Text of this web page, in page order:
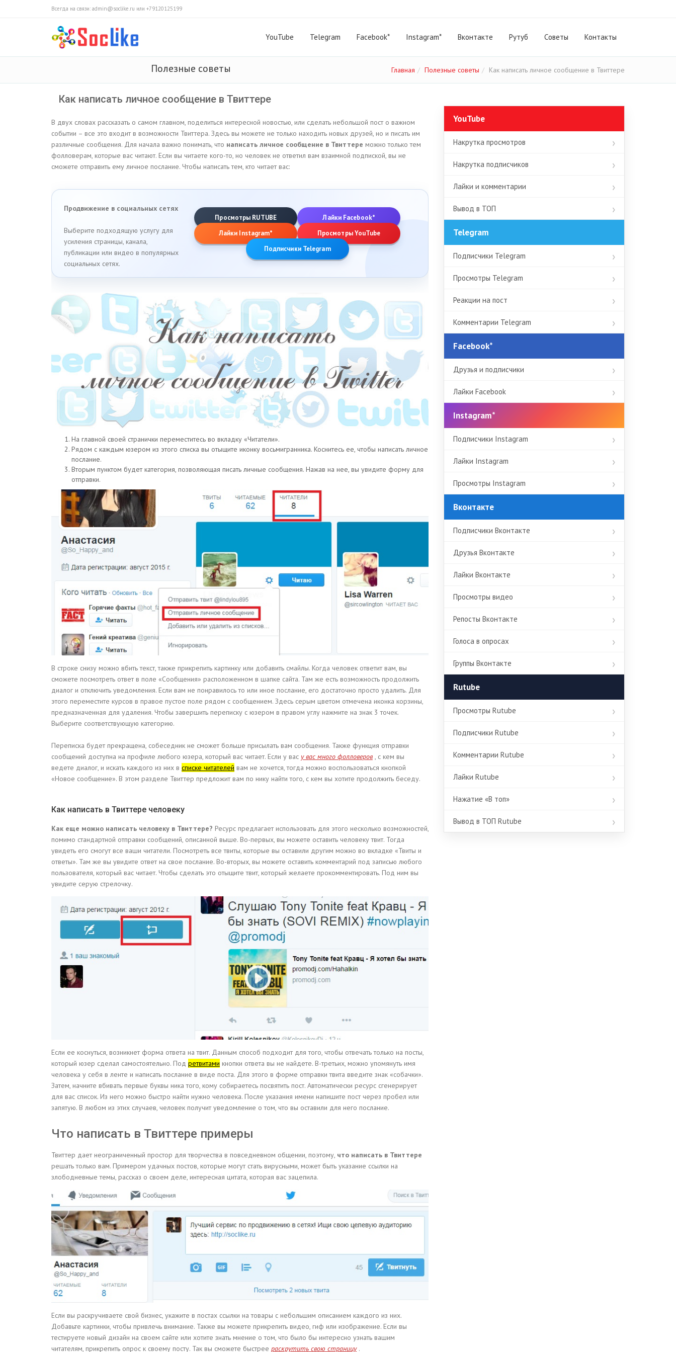
Всегда на связи: admin@soclike.ru или +79120125199
YouTube Telegram Facebook* Instagram* Вконтакте Рутуб Cоветы Контакты
Полезные советы Главная Полезные советы Как написать личное сообщение в Твиттере
Как написать личное сообщение в Твиттере
В двух словах рассказать о самом главном, поделиться интересной новостью, или сделать небольшой пост о важном
событии – все это входит в возможности Твиттера. Здесь вы можете не только находить новых друзей, но и писать им
различные сообщения. Для начала важно понимать, что написать личное сообщение в Твиттере можно только тем
фолловерам, которые вас читают. Если вы читаете кого-то, но человек не ответил вам взаимной подпиской, вы не
сможете отправить ему личное послание. Чтобы написать тем, кто читает вас:
Продвижение в социальных сетях
Выберите подходящую услугу для
усиления страницы, канала,
публикации или видео в популярных
социальных сетях.
Просмотры RUTUBE
Лайки Facebook*
Лайки Instagram*
Просмотры YouTube
Подписчики Telegram
На главной своей странички переместитесь во вкладку «Читатели».
Рядом с каждым юзером из этого списка вы отыщите иконку восьмигранника. Коснитесь ее, чтобы написать личное
послание.
Вторым пунктом будет категория, позволяющая писать личные сообщения. Нажав на нее, вы увидите форму для
отправки.
В строке снизу можно вбить текст, также прикрепить картинку или добавить смайлы. Когда человек ответит вам, вы
сможете посмотреть ответ в поле «Сообщения» расположенном в шапке сайта. Там же есть возможность продолжить
диалог и отключить уведомления. Если вам не понравилось то или иное послание, его достаточно просто удалить. Для
этого переместите курсов в правое пустое поле рядом с сообщением. Здесь серым цветом отмечена иконка корзины,
предназначенная для удаления. Чтобы завершить переписку с юзером в правом углу нажмите на знак 3 точек.
Выберите соответствующую категорию.
Переписка будет прекращена, собеседник не сможет больше присылать вам сообщения. Также функция отправки
сообщений доступна на профиле любого юзера, который вас читает. Если у вас у вас много фолловеров , с кем вы
ведете диалог, и искать каждого из них в списке читателей вам не хочется, тогда можно воспользоваться кнопкой
«Новое сообщение». В этом разделе Твиттер предложит вам по нику найти того, с кем вы хотите продолжить беседу.
Как написать в Твиттере человеку
Как еще можно написать человеку в Твиттере? Ресурс предлагает использовать для этого несколько возможностей,
помимо стандартной отправки сообщений, описанной выше. Во-первых, вы можете оставить человеку твит. Тогда
увидеть его смогут все ваши читатели. Посмотреть все твиты, которые вы оставили другим можно во вкладке «Твиты и
ответы». Там же вы увидите ответ на свое послание. Во-вторых, вы можете оставить комментарий под записью любого
пользователя, который вас читает. Чтобы сделать это отыщите твит, который желаете прокомментировать. Под ним вы
увидите серую стрелочку.
Если ее коснуться, возникнет форма ответа на твит. Данным способ подходит для того, чтобы отвечать только на посты,
который юзер сделал самостоятельно. Под ретвитами кнопки ответа вы не найдете. В-третьих, можно упомянуть имя
человека у себя в ленте и написать послание в виде поста. Для этого в форме отправки твита введите знак «собачки».
Затем, начните вбивать первые буквы ника того, кому собираетесь посвятить пост. Автоматически ресурс сгенерирует
для вас список. Из него можно быстро найти нужно человека. После указания имени напишите пост через пробел или
запятую. В любом из этих случаев, человек получит уведомление о том, что вы оставили для него послание.
Что написать в Твиттере примеры
Твиттер дает неограниченный простор для творчества в повседневном общении, поэтому, что написать в Твиттере
решать только вам. Примером удачных постов, которые могут стать вирусными, может быть указание ссылки на
злободневные темы, рассказ о своем деле, интересная цитата, которая вас зацепила.
Если вы раскручиваете свой бизнес, укажите в постах ссылки на товары с небольшим описанием каждого из них.
Добавьте картинки, чтобы привлечь внимание. Также вы можете прикрепить видео, гиф или изображение. Если вы
тестируете новый дизайн на своем сайте или хотите знать мнение о том, что было бы интересно узнать вашим
читателям, прикрепить опрос к своему посту. Так вы сможете быстрее раскрутить свою страницу.
YouTube
Накрутка просмотров
Накрутка подписчиков
Лайки и комментарии
Вывод в ТОП
Telegram
Подписчики Telegram
Просмотры Telegram
Реакции на пост
Комментарии Telegram
Facebook*
Друзья и подписчики
Лайки Facebook
Instagram*
Подписчики Instagram
Лайки Instagram
Просмотры Instagram
Вконтакте
Подписчики Вконтакте
Друзья Вконтакте
Лайки Вконтакте
Просмотры видео
Репосты Вконтакте
Голоса в опросах
Группы Вконтакте
Rutube
Просмотры Rutube
Подписчики Rutube
Комментарии Rutube
Лайки Rutube
Нажатие «В топ»
Вывод в ТОП Rutube